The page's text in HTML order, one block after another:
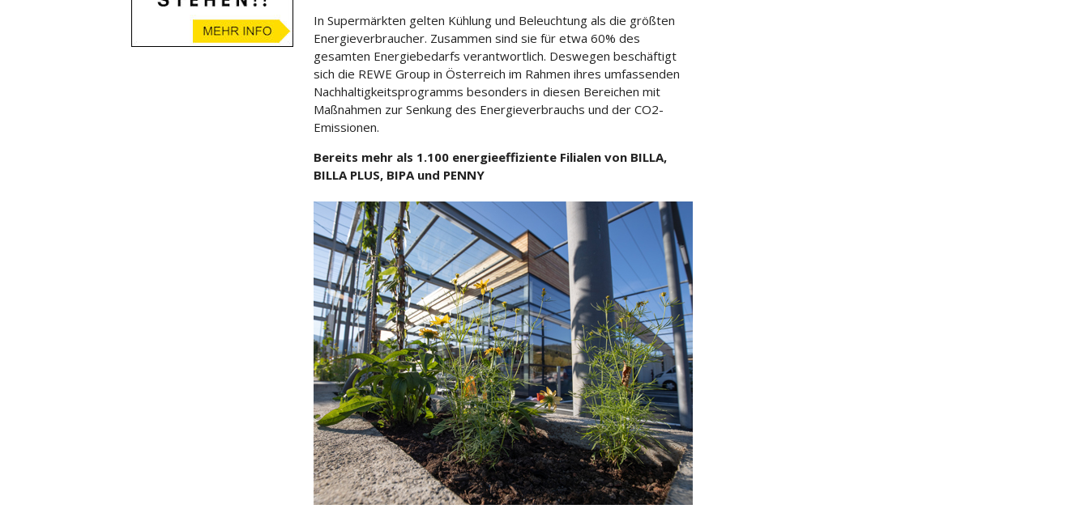
In Supermärkten gelten Kühlung und Beleuchtung als die größten
Energieverbraucher. Zusammen sind sie für etwa 60% des
gesamten Energiebedarfs verantwortlich. Deswegen beschäftigt
sich die REWE Group in Österreich im Rahmen ihres umfassenden
Nachhaltigkeitsprogramms besonders in diesen Bereichen mit
Maßnahmen zur Senkung des Energieverbrauchs und der CO2-
Emissionen.
Bereits mehr als 1.100 energieeffiziente Filialen von BILLA,
BILLA PLUS, BIPA und PENNY